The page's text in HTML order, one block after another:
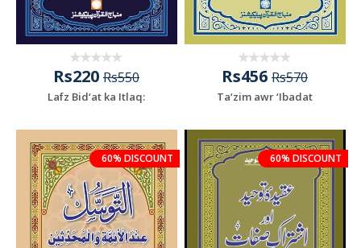
Rs220 Rs550
Lafz Bid‘at ka Itlaq:
Rs456 Rs570
Ta‘zim awr ‘Ibadat
60% DISCOUNT 60% DISCOUNT